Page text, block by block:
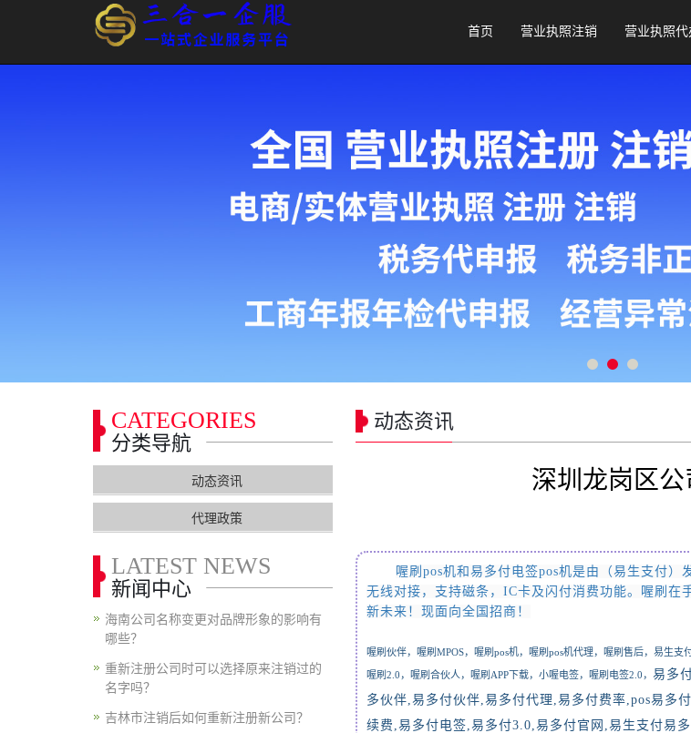
首页 营业执照注销 营业执照代
动态资讯
深圳龙岗区公
喔刷pos机和易多付电签pos机是由 （易生支付）
无线对接，支持磁条，IC卡及闪付消费功能。喔刷在
新未来！现面向全国招商 ！
喔刷伙伴，喔刷 MPOS，喔刷pos机， 喔刷pos机代理， 喔刷售后，易生支
喔刷2.0，喔刷合伙人，喔刷APP下载， 小喔电签，喔刷电签2.0， 易多
多伙伴,易多付伙伴,易多付代理 ,易多付费率,pos易多付
续费 ,易多付电签,易多付3.0,易多付官网 ,易生支付易
CATEGORIES
分类导航
动态资讯
代理政策
LATEST NEWS
新闻中心
海南公司名称变更对品牌形象的影响有
哪些？
重新注册公司时可以选择原来注销过的
名字吗？
吉林市注销后如何重新注册新公司？